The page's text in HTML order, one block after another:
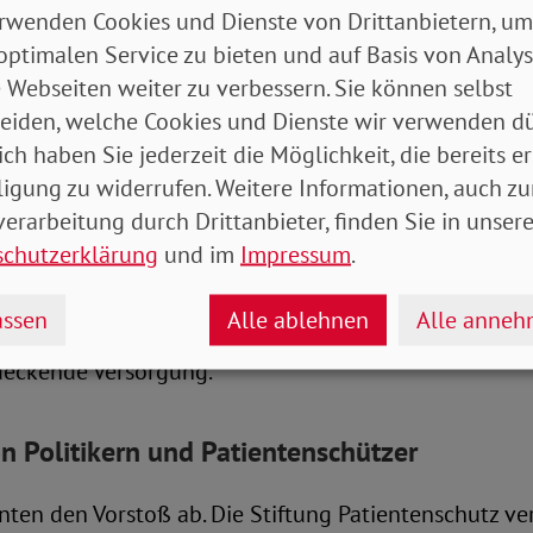
entzündete sich viel Kritik. Auch der SoVD
SoVD-Vorstandsvorsitzende Michaela
unabhängig vom Geldbeutel, Tageszeit und
erhalten.”
die gesundheitliche Versorgung aufzubauen,
bekämen und nicht auf die Notaufnahmen
die Menschen durch finanzielle Hürden
der Krankenhäuser durch Gebühren für
Gesundheitssystem muss personell und
Versorgung.“
Politikern und Patientenschützer
den Vorstoß ab. Die Stiftung Patientenschutz
Cookies und Dienste von Drittanbietern,
Service zu bieten und auf Basis von
Webseiten weiter zu verbessern. Sie können selbst
welche Cookies und Dienste wir verwenden
haben Sie jederzeit die Möglichkeit, die bereits
zu widerrufen. Weitere Informationen, auch
durch Drittanbieter, finden Sie in
und im Impressum.
Alle ablehnen Alle